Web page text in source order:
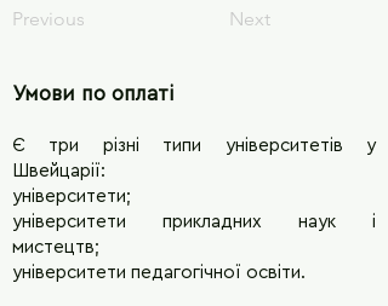
Previous Next
Умови по оплаті
Є три різні типи університетів у
Швейцарії:
університети;
університети прикладних наук і
мистецтв;
університети педагогічної освіти.